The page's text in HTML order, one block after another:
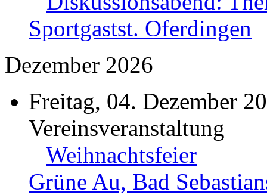
Sportgastst. Oferdingen
Dezember 2026
Freitag, 04. Dezember
Vereinsveranstaltung
Weihnachtsfeier
Grüne Au, Bad